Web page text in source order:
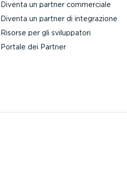
Diventa un partner commerciale
Diventa un partner di integra­zione
Risorse per gli svilup­patori
Portale dei Partner